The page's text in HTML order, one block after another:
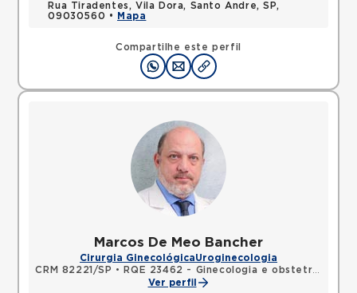
Compartilhe este perfil
Rua Tiradentes, Vila Dora, Santo Andre, SP,
09030560 •
Mapa
Marcos De Meo Bancher
Cirurgia GinecológicaUroginecologia
CRM 82221/SP •
RQE 23462 - Ginecologia e obstetrícia
Ver perfil